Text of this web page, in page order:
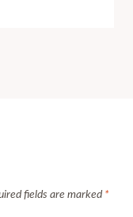
fields are marked *